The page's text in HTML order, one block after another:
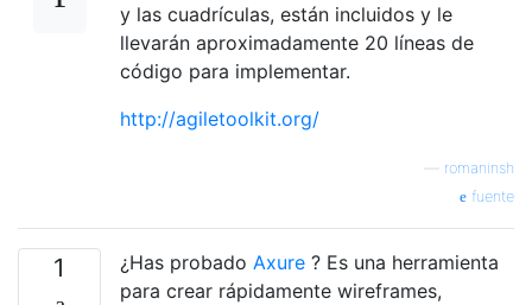
y las cuadrículas, están incluidos y le
llevarán aproximadamente 20 líneas de
código para implementar.
http://agiletoolkit.org/
romaninsh
fuente
1 ¿Has probado Axure ? Es una herramienta
para crear rápidamente wireframes,